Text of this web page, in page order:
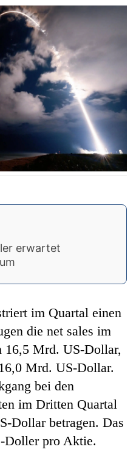
erwartet
im Quartal einen
die net sales im
16,5 Mrd. US-Dollar,
Mrd. US-Dollar.
bei den
im Dritten Quartal
Dollar betragen. Das
Doller pro Aktie.